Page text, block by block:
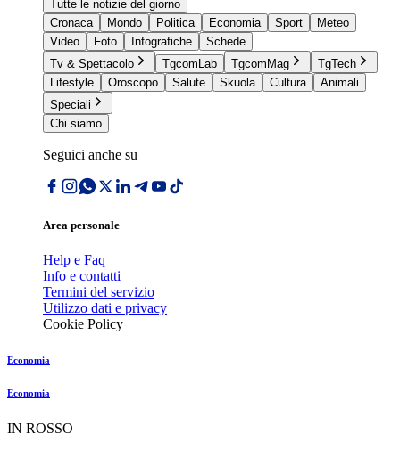
Tutte le notizie del giorno
Cronaca
Mondo Politica Economia Sport
Meteo
Video
Foto Infografiche
Schede
Tv & Spettacolo
TgcomLab TgcomMag
TgTech
Lifestyle
Oroscopo Salute Skuola Cultura
Animali
Speciali
Chi siamo
Seguici anche su
Area personale
Help e Faq
Info e contatti
Termini del servizio
Utilizzo dati e privacy
Cookie Policy
Economia
Economia
IN ROSSO